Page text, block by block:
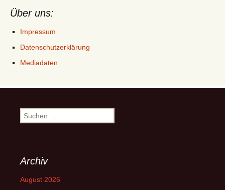
Über uns:
Impressum
Datenschutzerklärung
Mediadaten
Suchen
nach:
Archiv
August 2026